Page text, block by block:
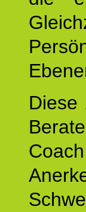
Diese